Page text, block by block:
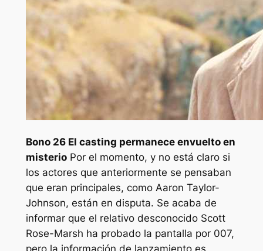
Bono 26El casting permanece envuelto en
misterioPor el momento, y no está claro si
los actores que anteriormente se pensaban
que eran principales, como Aaron Taylor-
Johnson, están en disputa. Se acaba de
informar que el relativo desconocido Scott
Rose-Marsh ha probado la pantalla por 007,